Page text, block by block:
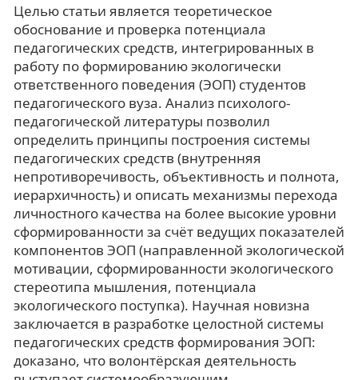
Целью статьи является теоретическое
обоснование и проверка потенциала
педагогических средств, интегрированных в
работу по формированию экологически
ответственного поведения (ЭОП) студентов
педагогического вуза. Анализ психолого-
педагогической литературы позволил
определить принципы построения системы
педагогических средств (внутренняя
непротиворечивость, объективность и полнота,
иерархичность) и описать механизмы перехода
личностного качества на более высокие уровни
сформированности за счёт ведущих показателей
компонентов ЭОП (направленной экологической
мотивации, сформированности экологического
стереотипа мышления, потенциала
экологического поступка). Научная новизна
заключается в разработке целостной системы
педагогических средств формирования ЭОП:
доказано, что волонтёрская деятельность